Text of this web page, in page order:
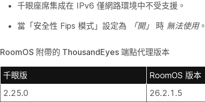
千眼座席集成在 IPv6 僅網路環境中不受支援。
當「安全性 Fips 模式」設定為
「開」 時 無法使用。
RoomOS 附帶的 ThousandEyes 端點代理版本
千眼版
RoomOS 版本
2.25.0
26.2.1.5